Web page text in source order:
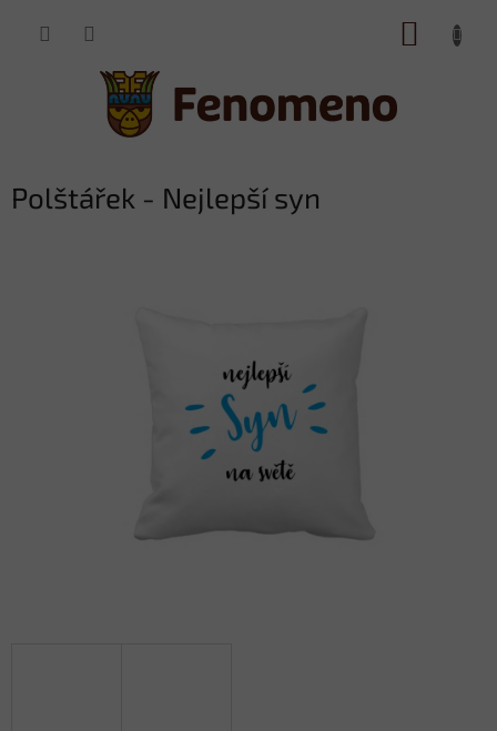
Polštářek - Nejlepší syn